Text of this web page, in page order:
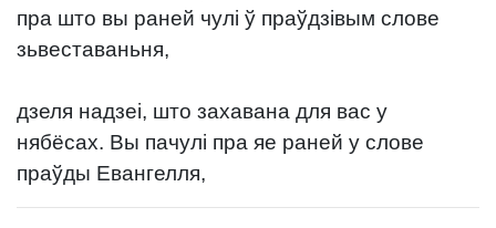
пра што вы раней чулі ў праўдзівым слове
зьвеставаньня,
дзеля надзеі, што захавана для вас у
нябёсах. Вы пачулі пра яе раней у слове
праўды Евангелля,